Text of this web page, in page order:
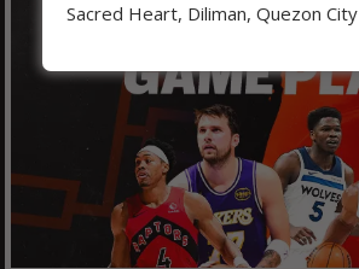
Sacred Heart, Diliman, Quezon City